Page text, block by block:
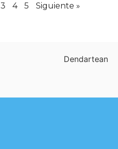
3 4 5 Siguiente »